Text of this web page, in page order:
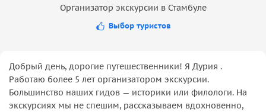
Организатор экскурсии в Стамбуле
Выбор туристов
Добрый день, дорогие путешественники! Я Дурия .
Работаю более 5 лет организатором экскурсии.
Большинство наших гидов — историки или филологи. На
экскурсиях мы не спешим, рассказываем вдохновенно,